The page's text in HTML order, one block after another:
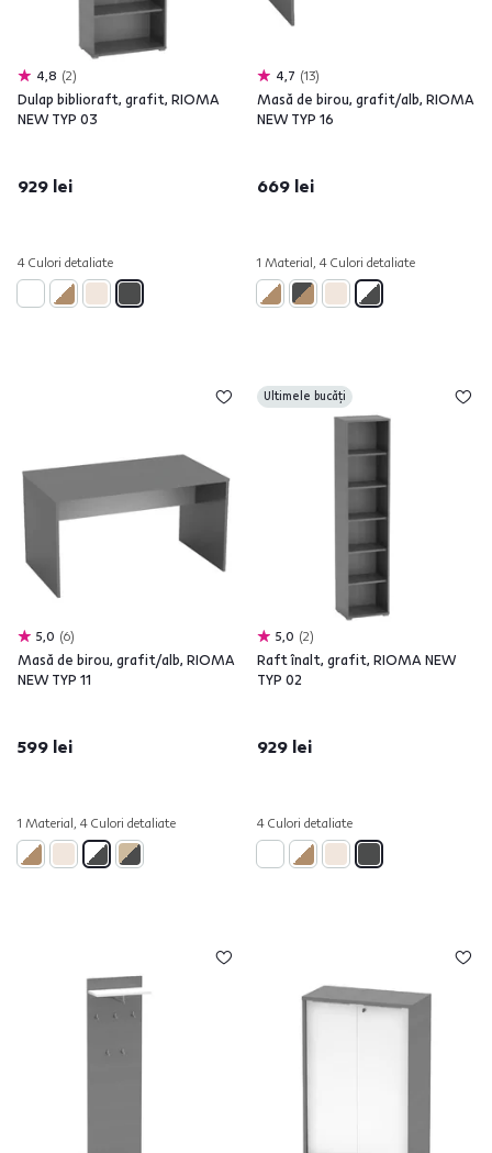
4,8 2
Dulap biblioraft, grafit, RIOMA
NEW TYP 03
929 lei
4 Culori detaliate
4,7 13
Masă de birou, grafit/alb, RIOMA
NEW TYP 16
669 lei
1 Material, 4 Culori detaliate
5,0 6
Masă de birou, grafit/alb, RIOMA
NEW TYP 11
599 lei
1 Material, 4 Culori detaliate
Ultimele bucăți
5,0 2
Raft înalt, grafit, RIOMA NEW
TYP 02
929 lei
4 Culori detaliate